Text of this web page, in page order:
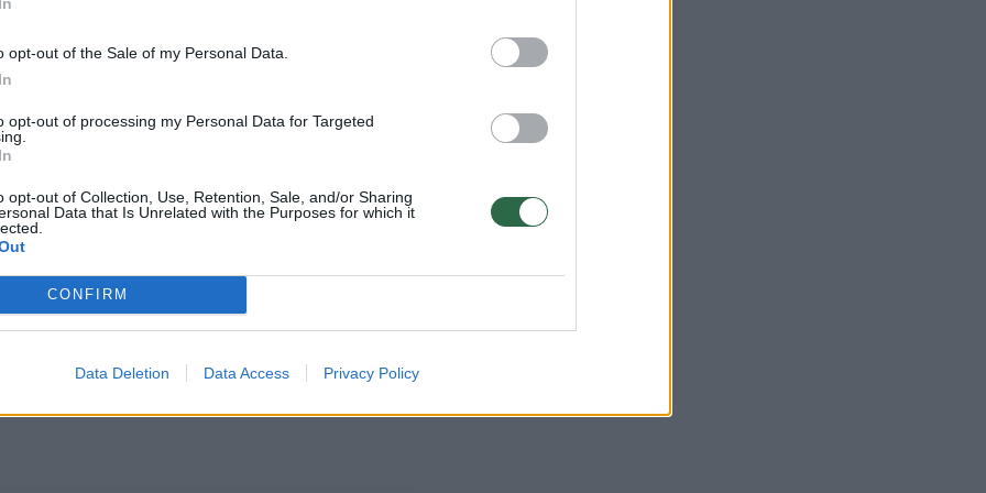
opt-out of the Sale of my Personal Data.
opt-out of processing my Personal Data for Targeted
opt-out of Collection, Use, Retention, Sale, and/or Sharing
Data that Is Unrelated with the Purposes for which it
CONFIRM
Data Deletion Data Access Privacy Policy
žiedynėliais ir sudėkite į maisto
iki ryžių dydžio gabaliukų.
su kitais ingredientais (išskyrus
Įpilkite padažui skirtus ingredientus
ir, jei
sultimis, druska ar pipirais.
riešutus ir iš karto patiekite.